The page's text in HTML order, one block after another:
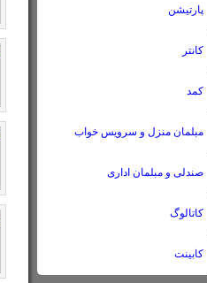
پارتیشن
کانتر
کمد
مبلمان منزل و سرویس خواب
صندلی و مبلمان اداری
کاتالوگ
کابینت